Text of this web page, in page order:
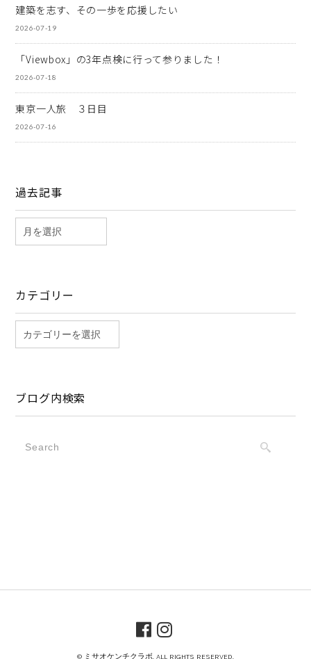
建築を志す、その一歩を応援したい
2026-07-19
「Viewbox」の3年点検に行って参りました！
2026-07-18
東京一人旅 ３日目
2026-07-16
過去記事
カテゴリー
ブログ内検索
© ミサオケンチクラボ. ALL RIGHTS RESERVED.